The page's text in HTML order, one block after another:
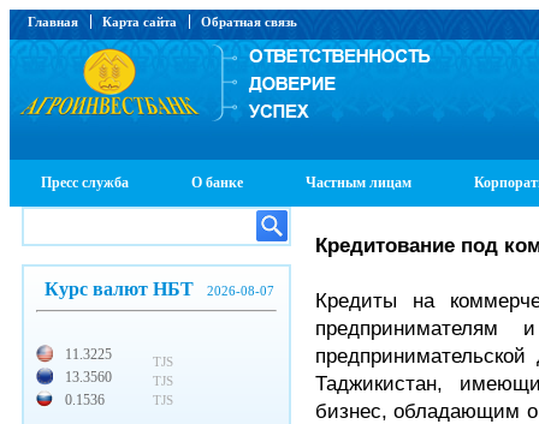
Главная Карта сайта Обратная связь
Пресс служба О банке Частным лицам
Курс валют НБТ 2026-08-07
11.3225
13.3560
0.1536
TJS
TJS
TJS
Кредитование под
Кредиты на
Таджикистан,
бизнес, обладающим